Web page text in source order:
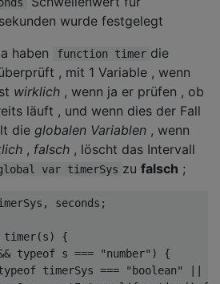
wurde festgelegt
haben
function timer die
, mit 1 Variable , wenn
wirklich , wenn ja er prüfen , ob
läuft , und wenn dies der Fall
die globalen Variablen , wenn
, falsch , löscht das Intervall
var timerSys zu falsch ;
seconds;
timer(s) {
typeof s === "number" ) {
timerSys === "boolean" ||